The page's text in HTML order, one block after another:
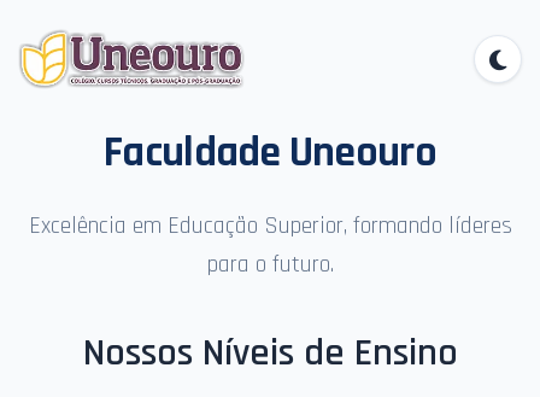
Faculdade Uneouro
Excelência em Educação Superior, formando líderes
para o futuro.
Nossos Níveis de Ensino